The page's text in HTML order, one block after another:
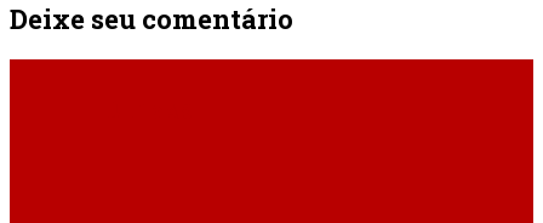
Deixe seu comentário